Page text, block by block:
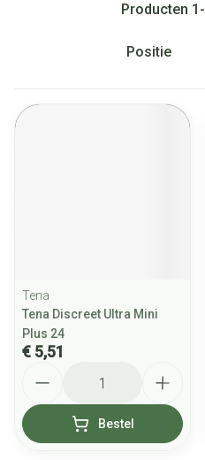
Producten 1 -
Sorteer op:
Tena
Tena Discreet Ultra Mini
Plus 24
€ 5,51
Bestel